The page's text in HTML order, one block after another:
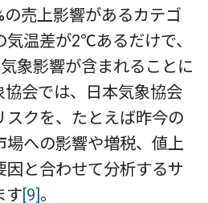
の売上影響があるカテゴ
気温差が2℃あるだけで、
象影響が含まれることに
協会では、日本気象協会
スクを、たとえば昨今の
場への影響や増税、値上
因と合わせて分析するサ
す[9]。